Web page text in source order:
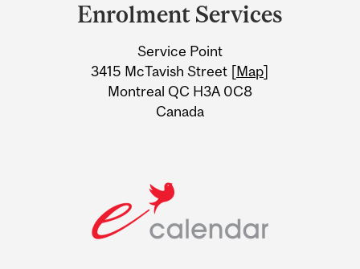
Information
Enrolment Services
Service Point
3415 McTavish Street [Map]
Montreal QC H3A 0C8
Canada